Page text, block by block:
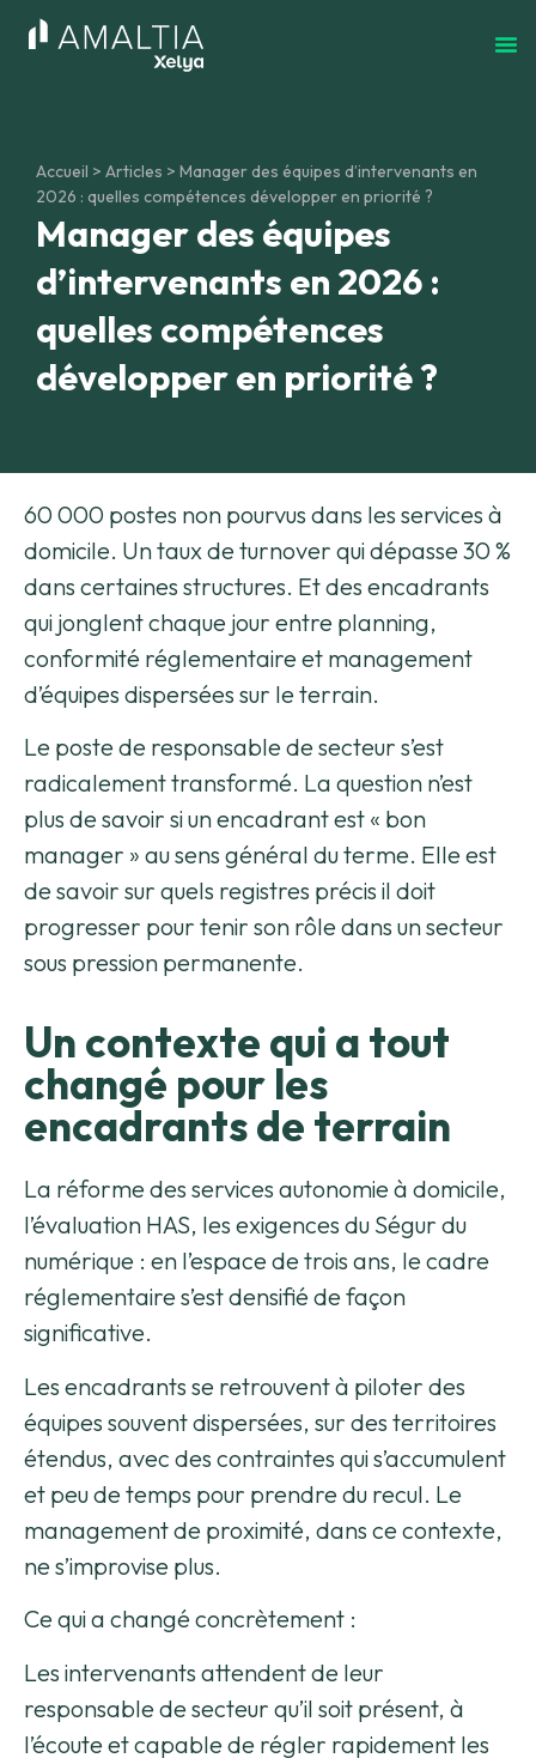
Accueil > Articles > Manager des équipes d’intervenants en
2026 : quelles compétences développer en priorité ?
Manager des équipes
d’intervenants en 2026 :
quelles compétences
développer en priorité ?
60 000 postes non pourvus dans les services à
domicile. Un taux de turnover qui dépasse 30 %
dans certaines structures. Et des encadrants
qui jonglent chaque jour entre planning,
conformité réglementaire et management
d’équipes dispersées sur le terrain.
Le poste de responsable de secteur s’est
radicalement transformé. La question n’est
plus de savoir si un encadrant est « bon
manager » au sens général du terme. Elle est
de savoir sur quels registres précis il doit
progresser pour tenir son rôle dans un secteur
sous pression permanente.
Un contexte qui a tout
changé pour les
encadrants de terrain
La réforme des services autonomie à domicile,
l’évaluation HAS, les exigences du Ségur du
numérique : en l’espace de trois ans, le cadre
réglementaire s’est densifié de façon
significative.
Les encadrants se retrouvent à piloter des
équipes souvent dispersées, sur des territoires
étendus, avec des contraintes qui s’accumulent
et peu de temps pour prendre du recul. Le
management de proximité, dans ce contexte,
ne s’improvise plus.
Ce qui a changé concrètement :
Les intervenants attendent de leur
responsable de secteur qu’il soit présent, à
l’écoute et capable de régler rapidement les